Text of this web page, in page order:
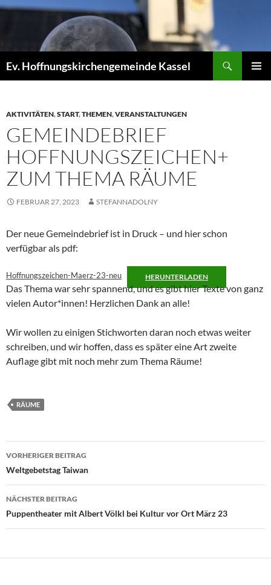
Zum
Ev. Hoffnungskirchengemeinde Kassel
AKTIVITÄTEN,START,THEMEN,VERANSTALTUNGEN
GEMEINDEBRIEF
HOFFNUNGSZEICHEN+
ZUM THEMA RÄUME
FEBRUAR 27, 2023 STEFANNADOLNY
Der neue Gemeindebrief ist in Druck – und hier schon
verfügbar als pdf:
Hoffnungszeichen-Maerz-23-neu HERUNTERLADEN
Das Thema war sehr spannend, und es gibt hier Texte von ganz
vielen Autor*innen! Herzlichen Dank an alle!
Wir wollen zu einigen Stichworten daran noch etwas weiter
schreiben, und wir hoffen, dass es später eine Art zweite
Auflage gibt mit noch mehr zum Thema Räume!
RÄUME
Beitragsnavigation
VORHERIGER BEITRAG
Weltgebetstag Taiwan
NÄCHSTER BEITRAG
Puppentheater mit Albert Völkl bei Kultur vor Ort März 23